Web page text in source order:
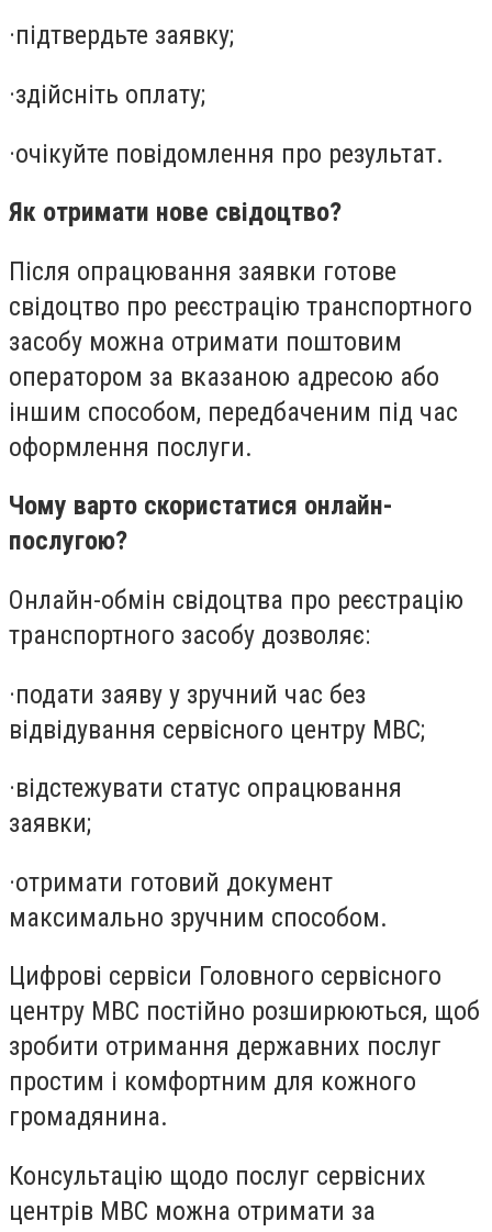
·підтвердьте заявку;
·здійсніть оплату;
·очікуйте повідомлення про результат.
Як отримати нове свідоцтво?
Після опрацювання заявки готове
свідоцтво про реєстрацію транспортного
засобу можна отримати поштовим
оператором за вказаною адресою або
іншим способом, передбаченим під час
оформлення послуги.
Чому варто скористатися онлайн-
послугою?
Онлайн-обмін свідоцтва про реєстрацію
транспортного засобу дозволяє:
·подати заяву у зручний час без
відвідування сервісного центру МВС;
·відстежувати статус опрацювання
заявки;
·отримати готовий документ
максимально зручним способом.
Цифрові сервіси Головного сервісного
центру МВС постійно розширюються, щоб
зробити отримання державних послуг
простим і комфортним для кожного
громадянина.
Консультацію щодо послуг сервісних
центрів МВС можна отримати за